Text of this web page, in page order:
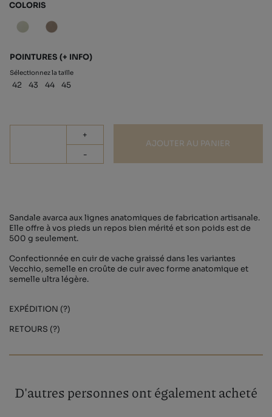
COLORIS
POINTURES (+ INFO)
Sélectionnez la taille
42 43 44 45
+
-
AJOUTER AU PANIER
Sandale avarca aux lignes anatomiques de fabrication artisanale.
Elle offre à vos pieds un repos bien mérité et son poids est de
500 g seulement.
Confectionnée en cuir de vache graissé dans les variantes
Vecchio, semelle en croûte de cuir avec forme anatomique et
semelle ultra légère.
EXPÉDITION (?)
RETOURS (?)
D'autres personnes ont également acheté